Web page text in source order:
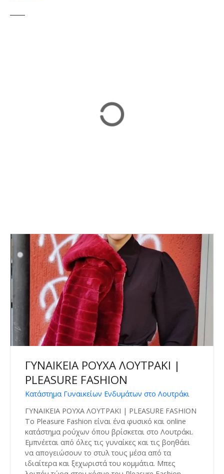
ΓΥΝΑΙΚΕΙΑ ΡΟΥΧΑ ΛΟΥΤΡΑΚΙ |
PLEASURE FASHION
Κατάστημα Γυναικείων Ενδυμάτων στο Λουτράκι
ΓΥΝΑΙΚΕΙΑ ΡΟΥΧΑ ΛΟΥΤΡΑΚΙ | PLEASURE FASHION
Το Pleasure Fashion είναι ένα φυσικό και online
κατάστημα ρούχων όπου βρίσκεται στο Λουτράκι.
Εμπνέεται από όλες τις γυναίκες και τις βοηθάει
να απογειώσουν το στυλ τους μέσα από τα
ιδιαίτερα και ξεχωριστά του κομμάτια. Μπες